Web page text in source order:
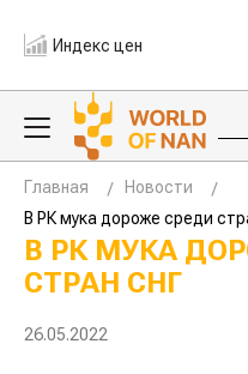
Индекс цен
Главная
Новости
В РК мука дороже среди
В РК МУКА
СТРАН СНГ
26.05.2022